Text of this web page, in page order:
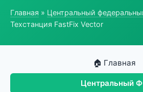
Главная » Центральный
Техстанция FastFix Vector
🏠 Главная
Центральный